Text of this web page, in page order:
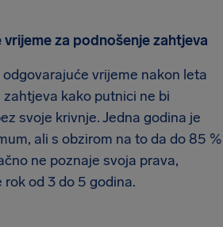
za podnošenje zahtjeva
vrijeme nakon leta
kako putnici ne bi
svoje krivnje. Jedna godina je
ali s obzirom na to da do 85 %
ne poznaje svoja prava,
od 3 do 5 godina.